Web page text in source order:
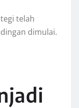
telah
dimulai.